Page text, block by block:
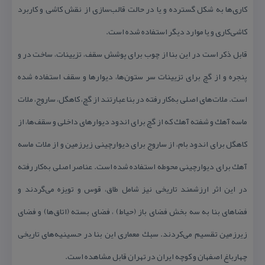
كاری‌ها به شكل گسترده و یا در حالت قالب‌سازی از نقش كاشی و كاربرد
كاشی‌كاری و یا موارد دیگر استفاده شده است.
قابل ذكر است در این بنا از چوب برای پوشش سقف، تزیینات، ساخت در و
پنجره و از گچ برای تزیینات سر ستون‌ها، دیوارها و سقف استفاده شده
است. ملات‌های اصلی به‌كار رفته در بنا عبارتند از گچ، كاهگل، ساروج، ملات
ماسه آهك و شفته آهك كه از گچ برای اندود دیوارهای داخلی و سقف‌ها، از
كاهگل برای اندود بام، از ساروج برای دیوارچینی زیرزمین و از ملات ماسه
آهك برای دیوارچینی محوطه استفاده شده است. عناصر اصلی به‌كار رفته
در این اثر ارزشمند تاریخی نیز شامل طاق، قوس و تویزه می‌گردند و
فضاهای بنا به سه بخش فضای باز (حیاط) ، فضای بسته (اتاق‌ها) و فضای
زیرزمین تقسیم می‌كردند. سبك معماری این بنا در حسینیه‌های تاریخی
چهارباغ اصفهان و كوچه ایران در تهران قابل مشاهده است.